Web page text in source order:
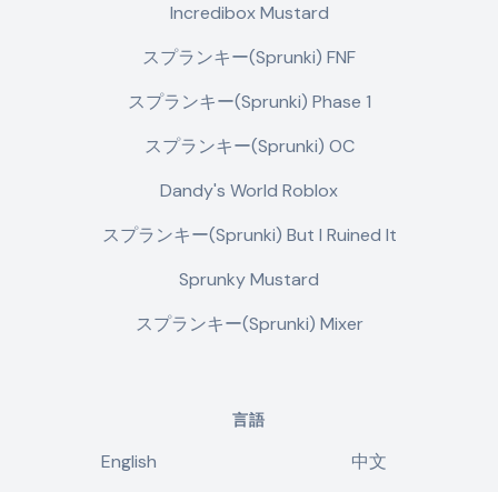
Incredibox Mustard
スプランキー(Sprunki) FNF
スプランキー(Sprunki) Phase 1
スプランキー(Sprunki) OC
Dandy's World Roblox
スプランキー(Sprunki) But I Ruined It
Sprunky Mustard
スプランキー(Sprunki) Mixer
言語
English 中文